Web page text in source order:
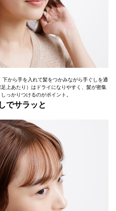
から手を入れて髪をつかみながら手ぐしを通
上あたり）はドライになりやすく、髪が密集
っかりつけるのがポイント。
でサラッと